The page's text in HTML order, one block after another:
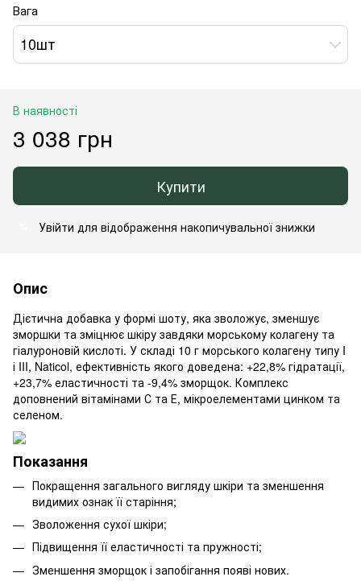
Вага
10шт
В наявності
3 038 грн
Купити
Увійти для відображення накопичувальної знижки
Опис
Дієтична добавка у формі шоту, яка зволожує, зменшує
зморшки та зміцнює шкіру завдяки морському колагену та
гіалуроновій кислоті. У складі 10 г морського колагену типу I
і III, Naticol, ефективність якого доведена: +22,8% гідратації,
+23,7% еластичності та -9,4% зморщок. Комплекс
доповнений вітамінами С та Е, мікроелементами цинком та
селеном.
Показання
Покращення загального вигляду шкіри та зменшення
видимих ознак її старіння;
Зволоження сухої шкіри;
Підвищення її еластичності та пружності;
Зменшення зморщок і запобігання появі нових.